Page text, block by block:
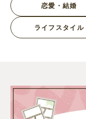
恋愛・結婚
ライフスタイル